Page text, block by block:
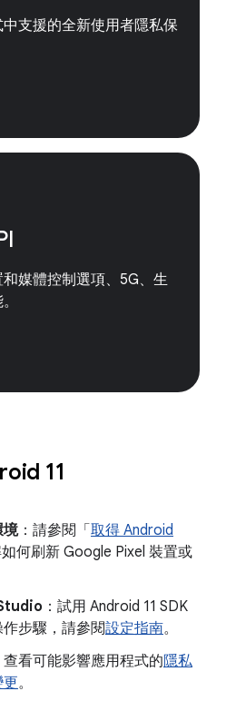
支援的全新使用者隱私保
媒體控制選項、5G、生
11
境：請參閱「取得 Android
何刷新 Google Pixel 裝置或
：試用 Android 11 SDK
步驟，請參閱設定指南。
查看可能影響應用程式的隱私
。